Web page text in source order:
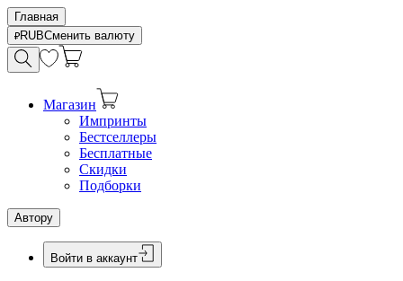
Главная
RUBСменить валюту
Магазин
Импринты
Бестселлеры
Бесплатные
Скидки
Подборки
Автору
Войти в аккаунт